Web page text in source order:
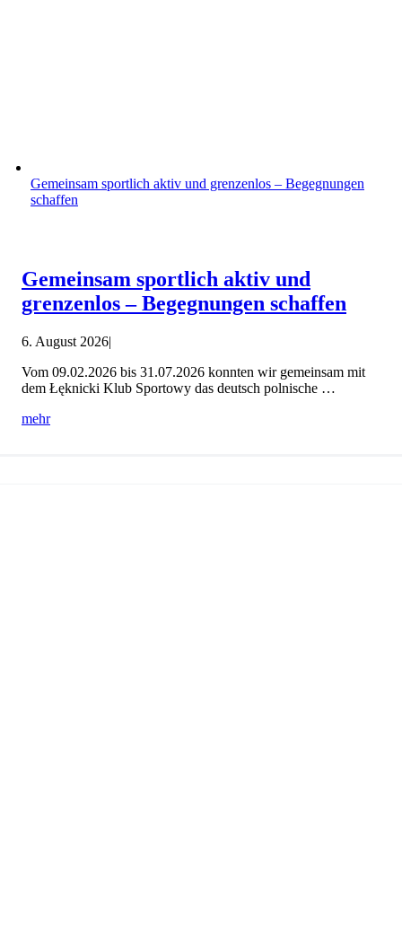
Gemeinsam sportlich aktiv und grenzenlos – Begegnungen
schaffen
Gemeinsam sportlich aktiv und
grenzenlos – Begegnungen schaffen
6. August 2026|
Vom 09.02.2026 bis 31.07.2026 konnten wir gemeinsam mit
dem Łęknicki Klub Sportowy das deutsch polnische …
mehr